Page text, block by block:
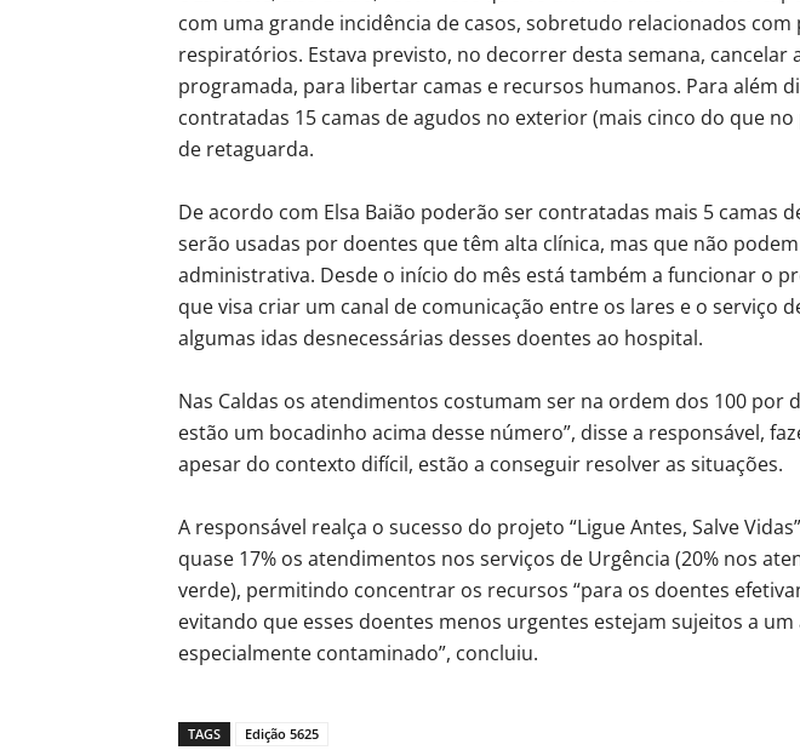
com uma grande incidência de casos, sobretudo relacionados com
respiratórios. Estava previsto, no decorrer desta semana, cancelar
programada, para libertar camas e recursos humanos. Para além
contratadas 15 camas de agudos no exterior (mais cinco do que no
de retaguarda.
De acordo com Elsa Baião poderão ser contratadas mais 5 camas
serão usadas por doentes que têm alta clínica, mas que não
administrativa. Desde o início do mês está também a funcionar o
que visa criar um canal de comunicação entre os lares e o serviço
algumas idas desnecessárias desses doentes ao hospital.
Nas Caldas os atendimentos costumam ser na ordem dos 100 por
estão um bocadinho acima desse número”, disse a responsável,
apesar do contexto difícil, estão a conseguir resolver as situações.
A responsável realça o sucesso do projeto “Ligue Antes, Salve
quase 17% os atendimentos nos serviços de Urgência (20% nos
verde), permitindo concentrar os recursos “para os doentes
evitando que esses doentes menos urgentes estejam sujeitos a
especialmente contaminado”, concluiu.
TAGS Edição 5625